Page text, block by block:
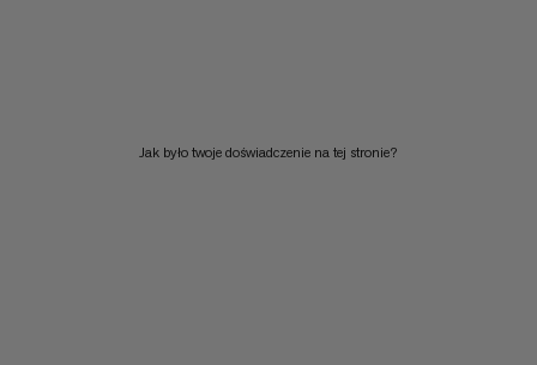
Jak było twoje doświadczenie na tej stronie?